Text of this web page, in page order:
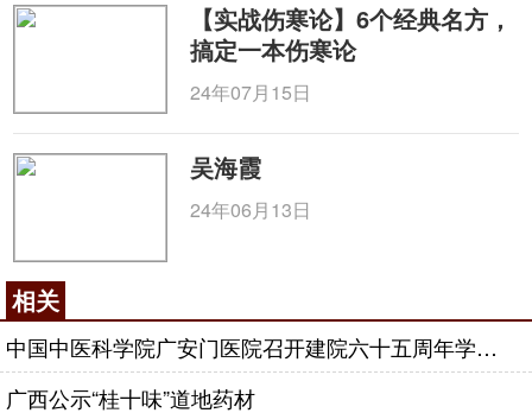
【实战伤寒论】6个经典名方，
搞定一本伤寒论
24年07月15日
吴海霞
24年06月13日
相关
中国中医科学院广安门医院召开建院六十五周年学术总结会
广西公示“桂十味”道地药材